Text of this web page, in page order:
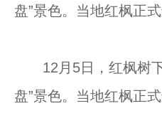
盘”景色。当地红枫正
12月5日，红枫树下
盘”景色。当地红枫正